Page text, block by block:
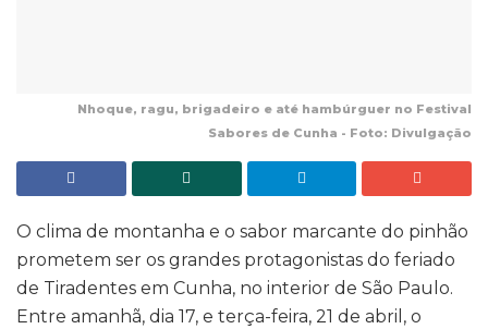
Nhoque, ragu, brigadeiro e até hambúrguer no Festival
Sabores de Cunha - Foto: Divulgação
O clima de montanha e o sabor marcante do pinhão
prometem ser os grandes protagonistas do feriado
de Tiradentes em Cunha, no interior de São Paulo.
Entre amanhã, dia 17, e terça-feira, 21 de abril, o